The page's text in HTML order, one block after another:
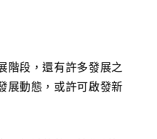
階段，還有許多發展之
展動態，或許可啟發新